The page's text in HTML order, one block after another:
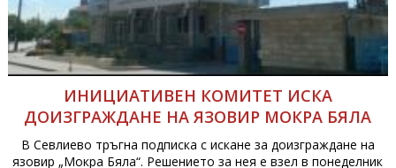
ИНИЦИАТИВЕН КОМИТЕТ ИСКА
ДОИЗГРАЖДАНЕ НА ЯЗОВИР МОКРА БЯЛА
В Севлиево тръгна подписка с искане за доизграждане на
язовир „Мокра Бяла“. Решението за нея е взел в понеделник